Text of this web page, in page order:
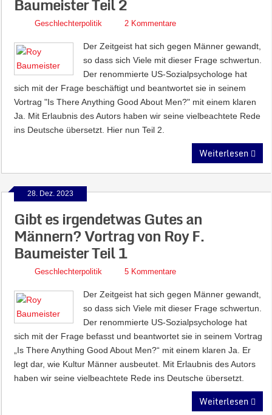
Geschlechterpolitik 2 Kommentare
Der Zeitgeist hat sich gegen Männer gewandt,
so dass sich Viele mit dieser Frage schwertun.
Der renommierte US-Sozialpsychologe hat
sich mit der Frage beschäftigt und beantwortet sie in seinem
Vortrag "Is There Anything Good About Men?" mit einem klaren
Ja. Mit Erlaubnis des Autors haben wir seine vielbeachtete Rede
ins Deutsche übersetzt. Hier nun Teil 2.
Weiterlesen
28. Dez. 2023
Gibt es irgendetwas Gutes an
Männern? Vortrag von Roy F.
Baumeister Teil 1
Geschlechterpolitik 5 Kommentare
Der Zeitgeist hat sich gegen Männer gewandt,
so dass sich Viele mit dieser Frage schwertun.
Der renommierte US-Sozialpsychologe hat
sich mit der Frage befasst und beantwortet sie in seinem Vortrag
„Is There Anything Good About Men?“ mit einem klaren Ja. Er
legt dar, wie Kultur Männer ausbeutet. Mit Erlaubnis des Autors
haben wir seine vielbeachtete Rede ins Deutsche übersetzt.
Weiterlesen